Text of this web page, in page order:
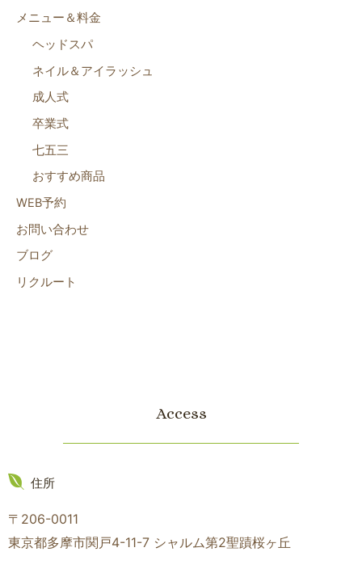
メニュー＆料金
ヘッドスパ
ネイル＆アイラッシュ
成人式
卒業式
七五三
おすすめ商品
WEB予約
お問い合わせ
ブログ
リクルート
Access
住所
〒206-0011
東京都多摩市関戸4-11-7 シャルム第2聖蹟桜ヶ丘